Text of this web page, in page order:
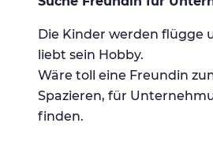
Die Kinder werden flügge
liebt sein Hobby.
Wäre toll eine Freundin
Spazieren, für
finden.